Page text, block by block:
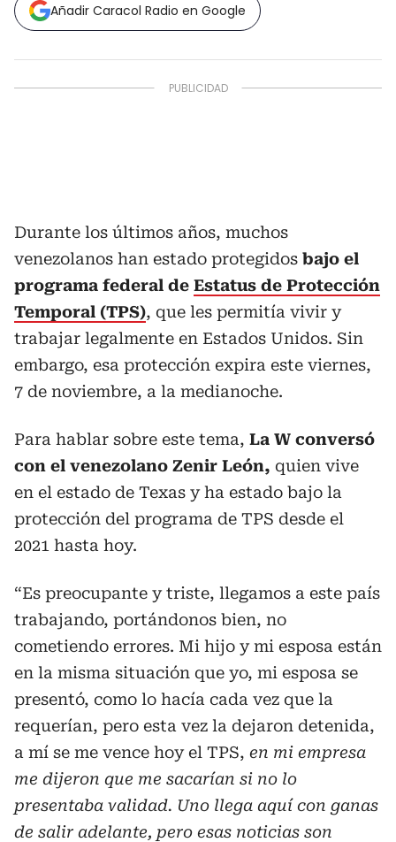
Añadir Caracol Radio en Google
Durante los últimos años, muchos
venezolanos han estado protegidos bajo el
programa federal de Estatus de Protección
Temporal (TPS), que les permitía vivir y
trabajar legalmente en Estados Unidos. Sin
embargo, esa protección expira este viernes,
7 de noviembre, a la medianoche.
Para hablar sobre este tema, La W conversó
con el venezolano Zenir León, quien vive
en el estado de Texas y ha estado bajo la
protección del programa de TPS desde el
2021 hasta hoy.
“Es preocupante y triste, llegamos a este país
trabajando, portándonos bien, no
cometiendo errores. Mi hijo y mi esposa están
en la misma situación que yo, mi esposa se
presentó, como lo hacía cada vez que la
requerían, pero esta vez la dejaron detenida,
a mí se me vence hoy el TPS, en mi empresa
me dijeron que me sacarían si no lo
presentaba validad. Uno llega aquí con ganas
de salir adelante, pero esas noticias son